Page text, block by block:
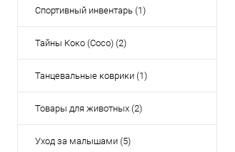
Спортивный инвентарь (1)
Тайны Коко (Coco) (2)
Танцевальные коврики (1)
Товары для животных (2)
Уход за малышами (5)